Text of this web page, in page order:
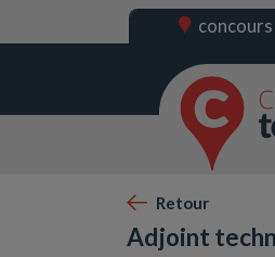
concours
Retour
Adjoint